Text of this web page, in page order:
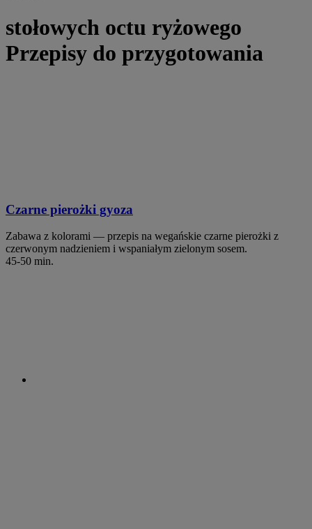
stołowych octu ryżowego
Przepisy do przygotowania
Czarne pierożki gyoza
Zabawa z kolorami — przepis na wegańskie czarne pierożki z
czerwonym nadzieniem i wspaniałym zielonym sosem.
45-50 min.